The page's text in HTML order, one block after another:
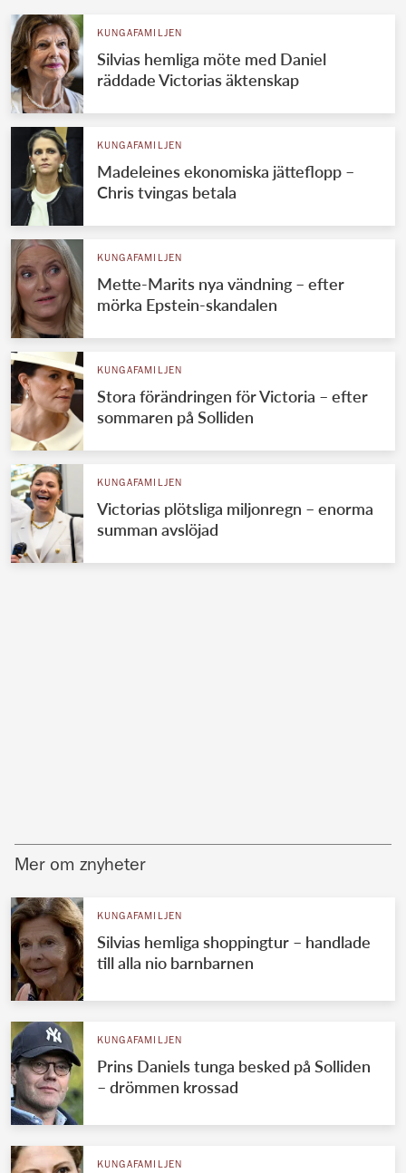
KUNGAFAMILJEN
Silvias hemliga möte med Daniel
räddade Victorias äktenskap
KUNGAFAMILJEN
Madeleines ekonomiska jätteflopp –
Chris tvingas betala
KUNGAFAMILJEN
Mette-Marits nya vändning – efter
mörka Epstein-skandalen
KUNGAFAMILJEN
Stora förändringen för Victoria – efter
sommaren på Solliden
KUNGAFAMILJEN
Victorias plötsliga miljonregn – enorma
summan avslöjad
Mer om znyheter
KUNGAFAMILJEN
Silvias hemliga shoppingtur – handlade
till alla nio barnbarnen
KUNGAFAMILJEN
Prins Daniels tunga besked på Solliden
– drömmen krossad
KUNGAFAMILJEN